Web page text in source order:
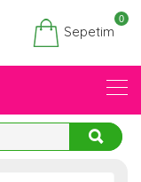
Sepetim
0